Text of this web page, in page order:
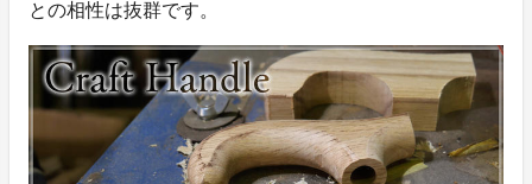
との相性は抜群です。